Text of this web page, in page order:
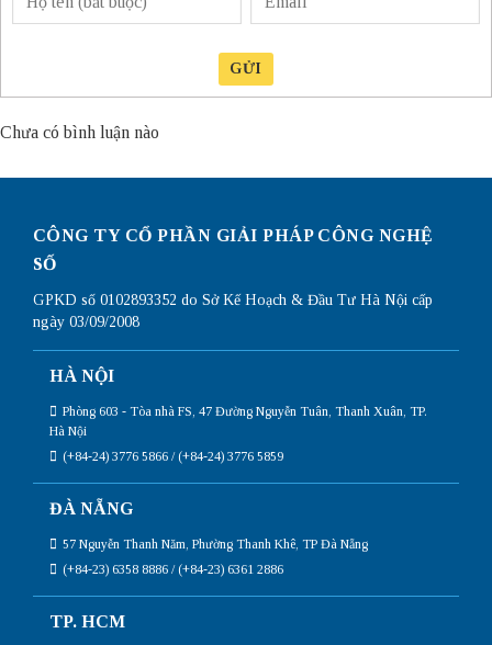
GỬI
Chưa có bình luận nào
CÔNG TY CỔ PHẦN GIẢI PHÁP CÔNG NGHỆ
SỐ
GPKD số 0102893352 do Sở Kế Hoạch & Đầu Tư Hà Nội cấp
ngày 03/09/2008
HÀ NỘI
Phòng 603 - Tòa nhà FS, 47 Đường Nguyễn Tuân, Thanh Xuân, TP.
Hà Nội
(+84-24) 3776 5866 / (+84-24) 3776 5859
ĐÀ NẴNG
57 Nguyễn Thanh Năm, Phường Thanh Khê, TP Đà Nẵng
(+84-23) 6358 8886 / (+84-23) 6361 2886
TP. HCM